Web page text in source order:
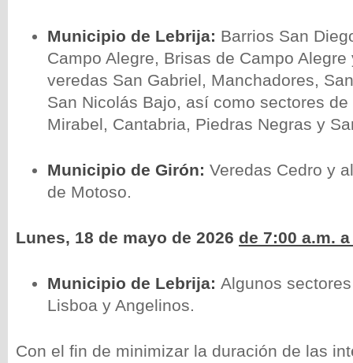
Municipio de Lebrija: Barrios San
Campo Alegre, Brisas de Campo Alegre
veredas San Gabriel, Manchadores,
San Nicolás Bajo, así como sectores
Mirabel, Cantabria, Piedras Negras y
Municipio de Girón: Veredas Cedro y
de Motoso.
Lunes, 18 de mayo de 2026 de 7:00 a.m.
Municipio de Lebrija: Algunos
Lisboa y Angelinos.
Con el fin de minimizar la duración de las